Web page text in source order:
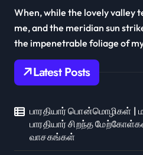
When, while the lovely valley
me, and the meridian sun
the impenetrable foliage of
Latest Posts
பாரதியார் பொன்மொழிகள் |
பாரதியார் சிறந்த
வாசகங்கள்